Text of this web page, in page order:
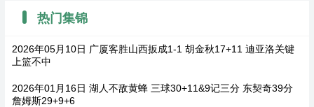
热门集锦
2026年05月10日 广厦客胜山西扳成1-1 胡金秋17+11 迪亚洛关键
上篮不中
2026年01月16日 湖人不敌黄蜂 三球30+11&9记三分 东契奇39分
詹姆斯29+9+6